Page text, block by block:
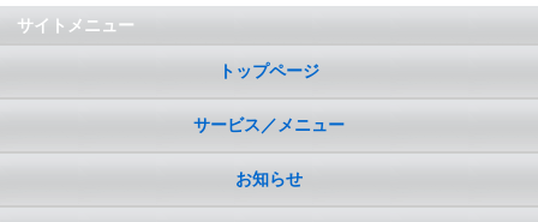
サイトメニュー
トップページ
サービス／メニュー
お知らせ